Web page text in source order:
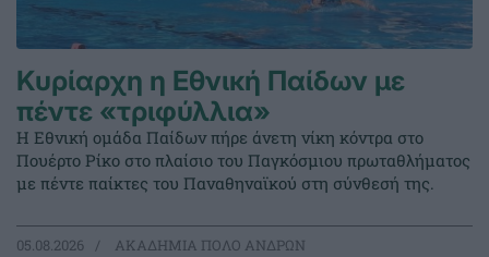
Κυρίαρχη η Εθνική Παίδων με
πέντε «τριφύλλια»
Η Εθνική ομάδα Παίδων πήρε άνετη νίκη κόντρα στο
Πουέρτο Ρίκο στο πλαίσιο του Παγκόσμιου πρωταθλήματος
με πέντε παίκτες του Παναθηναϊκού στη σύνθεσή της.
05.08.2026 ΑΚΑΔΗΜΙΑ ΠΟΛΟ ΑΝΔΡΩΝ